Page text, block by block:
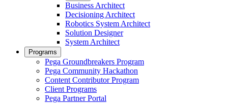
Business Architect
Decisioning Architect
Robotics System Architect
Solution Designer
System Architect
Programs
Pega Groundbreakers Program
Pega Community Hackathon
Content Contributor Program
Client Programs
Pega Partner Portal